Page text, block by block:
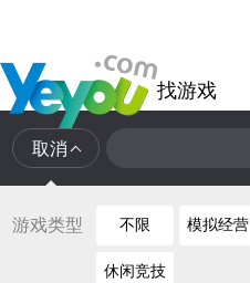
找游戏
取消
游戏类型 不限 模拟经营
休闲竞技